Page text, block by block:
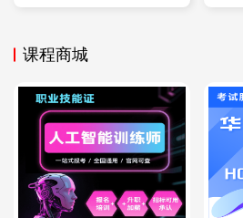
3.网络层（
负责路由选择、 地址管理和数据包转
核心协议：
- IP (Internet Protocol)：IPv4 32
地址）。
课程商城